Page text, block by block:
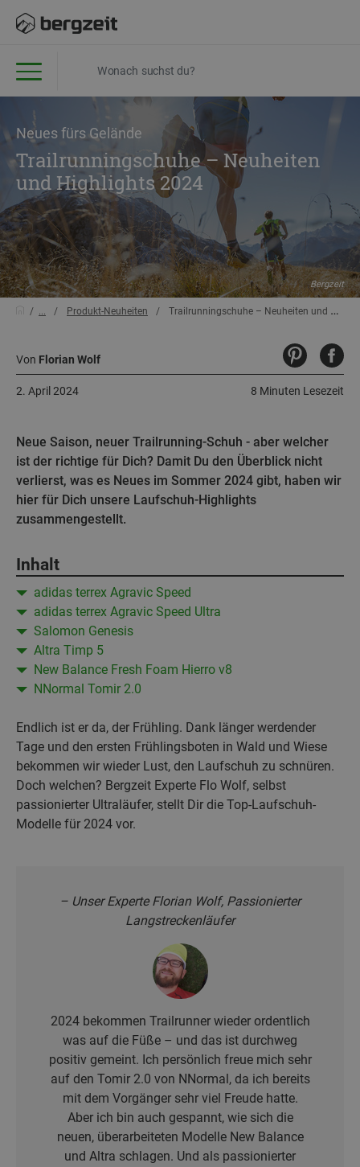
Neues fürs Gelände
Trailrunningschuhe – Neuheiten
und Highlights 2024
Bergzeit
... Produkt-Neuheiten Trailrunningschuhe – Neuheiten und Highlights 2024
Von Florian Wolf
8 Minuten Lesezeit
2. April 2024
Neue Saison, neuer Trailrunning-Schuh - aber welcher
ist der richtige für Dich? Damit Du den Überblick nicht
verlierst, was es Neues im Sommer 2024 gibt, haben wir
hier für Dich unsere Laufschuh-Highlights
zusammengestellt.
Inhalt
adidas terrex Agravic Speed
adidas terrex Agravic Speed Ultra
Salomon Genesis
Altra Timp 5
New Balance Fresh Foam Hierro v8
NNormal Tomir 2.0
Endlich ist er da, der Frühling. Dank länger werdender
Tage und den ersten Frühlingsboten in Wald und Wiese
bekommen wir wieder Lust, den Laufschuh zu schnüren.
Doch welchen? Bergzeit Experte Flo Wolf, selbst
passionierter Ultraläufer, stellt Dir die Top-Laufschuh-
Modelle für 2024 vor.
– Unser Experte Florian Wolf, Passionierter
Langstreckenläufer
2024 bekommen Trailrunner wieder ordentlich
was auf die Füße – und das ist durchweg
positiv gemeint. Ich persönlich freue mich sehr
auf den Tomir 2.0 von NNormal, da ich bereits
mit dem Vorgänger sehr viel Freude hatte.
Aber ich bin auch gespannt, wie sich die
neuen, überarbeiteten Modelle New Balance
und Altra schlagen. Und als passionierter